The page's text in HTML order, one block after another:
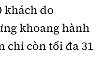
khách do
khoang hành
chỉ còn tối đa 31